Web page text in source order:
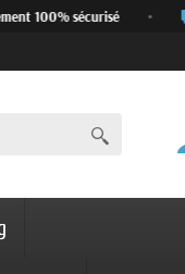
100% sécurisé